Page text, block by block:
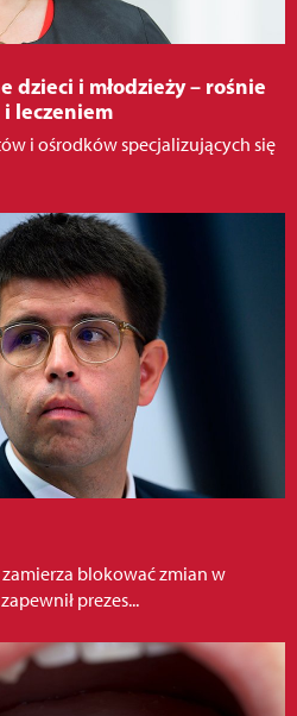
dzieci i młodzieży – rośnie
leczeniem
i ośrodków specjalizujących się
blokować zmian w
prezes...